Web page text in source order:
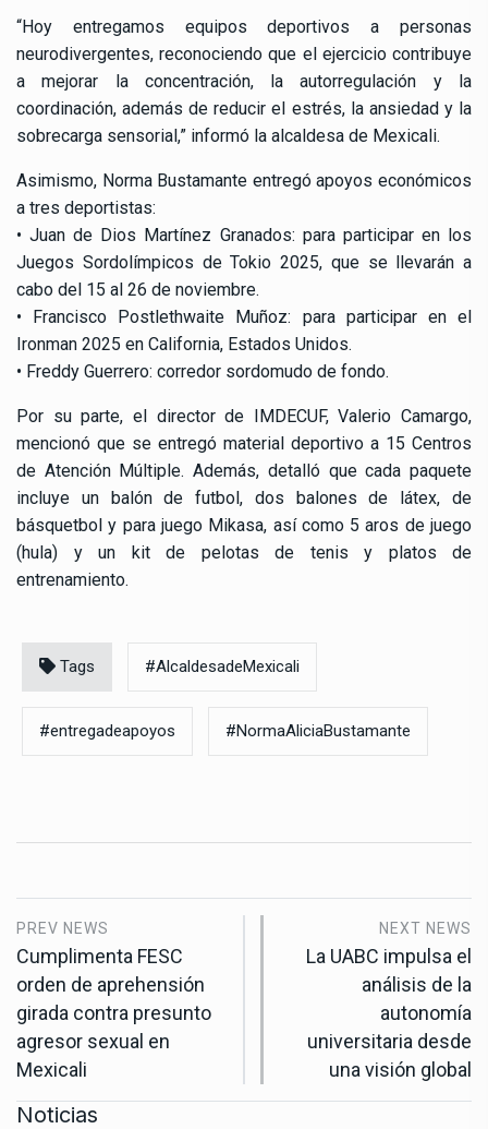
“Hoy entregamos equipos deportivos a personas
neurodivergentes, reconociendo que el ejercicio contribuye
a mejorar la concentración, la autorregulación y la
coordinación, además de reducir el estrés, la ansiedad y la
sobrecarga sensorial,” informó la alcaldesa de Mexicali.
Asimismo, Norma Bustamante entregó apoyos económicos
a tres deportistas:
• Juan de Dios Martínez Granados: para participar en los
Juegos Sordolímpicos de Tokio 2025, que se llevarán a
cabo del 15 al 26 de noviembre.
• Francisco Postlethwaite Muñoz: para participar en el
Ironman 2025 en California, Estados Unidos.
• Freddy Guerrero: corredor sordomudo de fondo.
Por su parte, el director de IMDECUF, Valerio Camargo,
mencionó que se entregó material deportivo a 15 Centros
de Atención Múltiple. Además, detalló que cada paquete
incluye un balón de futbol, dos balones de látex, de
básquetbol y para juego Mikasa, así como 5 aros de juego
(hula) y un kit de pelotas de tenis y platos de
entrenamiento.
Tags #AlcaldesadeMexicali
#entregadeapoyos #NormaAliciaBustamante
PREV NEWS
Cumplimenta FESC
orden de aprehensión
girada contra presunto
agresor sexual en
Mexicali
NEXT NEWS
La UABC impulsa el
análisis de la
autonomía
universitaria desde
una visión global
Noticias